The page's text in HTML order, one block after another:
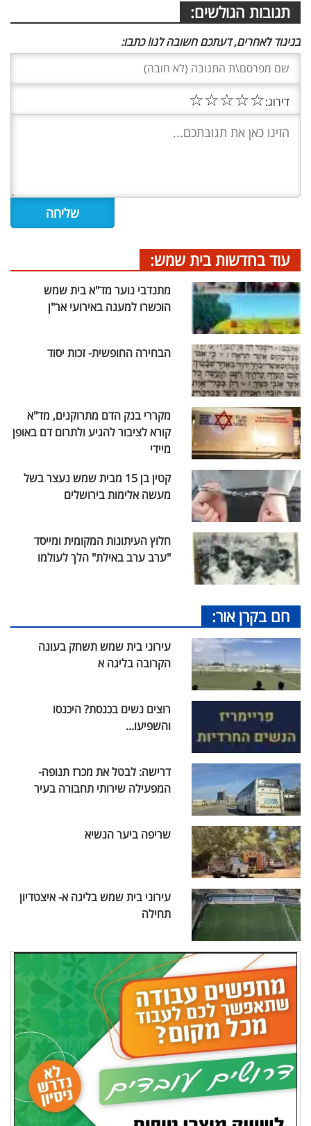
תגובות הגולשים:
בניגוד לאחרים, דעתכם חשובה לנו! כתבו:
דירוג:☆
☆
☆
☆
☆
עוד בחדשות בית שמש:
מתנדבי נוער מד"א בית שמש
הוכשרו למענה באירועי אר"ן
הבחירה החופשית- זכות יסוד
מקררי בנק הדם מתרוקנים, מד"א
קורא לציבור להגיע ולתרום דם באופן
מיידי
קטין בן 15 מבית שמש נעצר בשל
מעשה אלימות בירושלים
חלוץ העיתונות המקומית ומייסד
"ערב ערב באילת" הלך לעולמו
חם בקרן אור:
עירוני בית שמש תשחק בעונה
הקרובה בליגה א
רוצים נשים בכנסת? היכנסו
והשפיעו...
דרישה: לבטל את מכרז תנופה-
המפעילה שירותי תחבורה בעיר
שריפה ביער הנשיא
עירוני בית שמש בליגה א- איצטדיון
תחילה